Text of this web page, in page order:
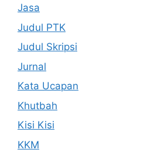
Jasa
Judul PTK
Judul Skripsi
Jurnal
Kata Ucapan
Khutbah
Kisi Kisi
KKM